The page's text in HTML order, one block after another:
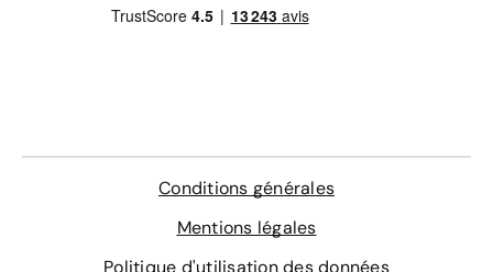
Conditions générales
Mentions légales
Politique d'utilisation des données